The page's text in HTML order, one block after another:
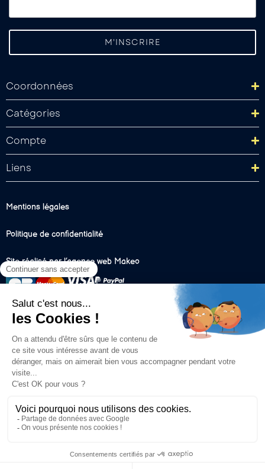
Coordonnées
Catégories
Compte
Liens
Mentions légales
Politique de confidentialité
Site réalisé par l’agence web Makeo